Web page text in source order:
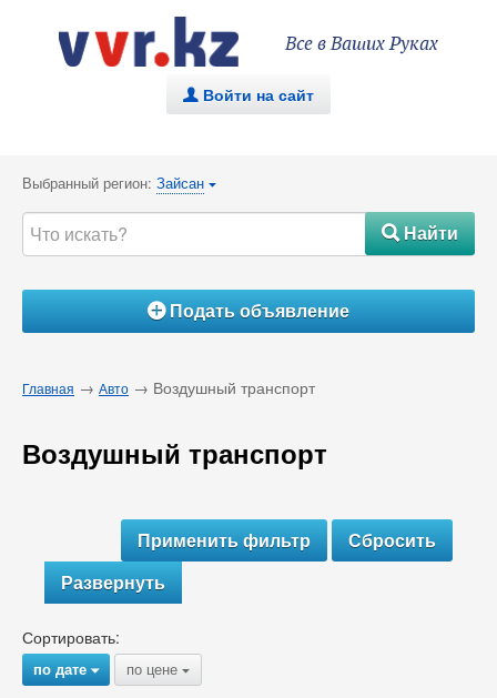
Все в Ваших Руках
. Войти на сайт
Выбранный регион: Зайсан {
#Найти
ÁПодать объявление
Главная → Авто → Воздушный транспорт
Воздушный транспорт
Развернуть
Сортировать:
по дате{ по цене {